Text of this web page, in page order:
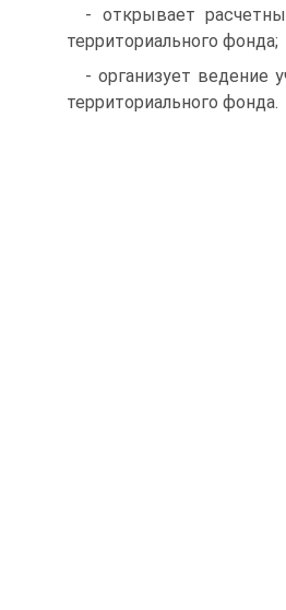
- открывает
территориального фонда;
- организует ведение
территориального фонда.